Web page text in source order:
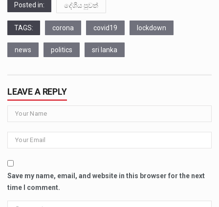
Posted in: දේශීය පුවත්
TAGS: corona covid19 lockdown
news politics sri lanka
LEAVE A REPLY
Save my name, email, and website in this browser for the next
time I comment.